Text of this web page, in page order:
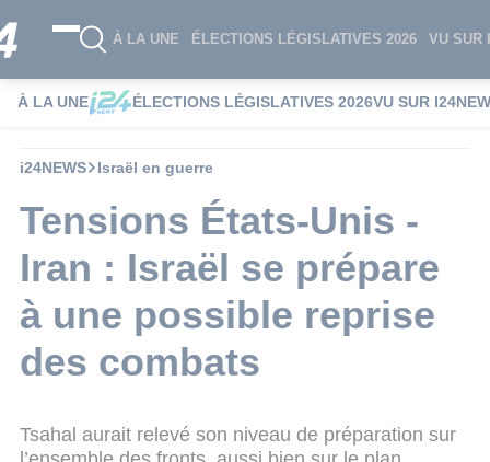
À LA UNE ÉLECTIONS LÉGISLATIVES 2026 VU SUR
À LA UNE ÉLECTIONS LÉGISLATIVES 2026VU SUR
i24NEWS Israël en guerre
Tensions États-Unis -
Iran : Israël se prépare
à une possible reprise
des combats
Tsahal aurait relevé son niveau de préparation sur